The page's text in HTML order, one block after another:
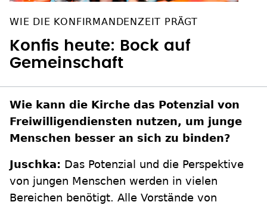
WIE DIE KONFIRMANDENZEIT PRÄGT
Konfis heute: Bock auf
Gemeinschaft
Wie kann die Kirche das Potenzial von
Freiwilligendiensten nutzen, um junge
Menschen besser an sich zu binden?
Juschka: Das Potenzial und die Perspektive
von jungen Menschen werden in vielen
Bereichen benötigt. Alle Vorstände von